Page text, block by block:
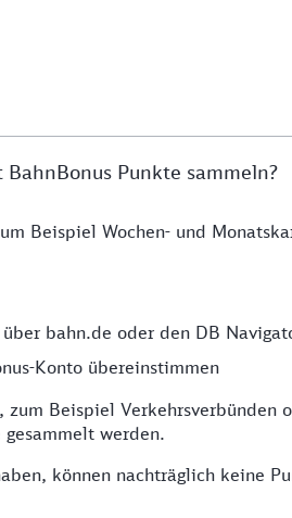
Punkte sammeln?
Beispiel Wochen- und
bahn.de oder den DB
Konto übereinstimmen
, zum Beispiel Verkehrsverbünden
gesammelt werden.
können nachträglich keine